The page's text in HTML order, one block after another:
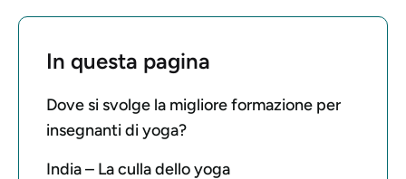
In questa pagina
Dove si svolge la migliore formazione per
insegnanti di yoga?
India – La culla dello yoga